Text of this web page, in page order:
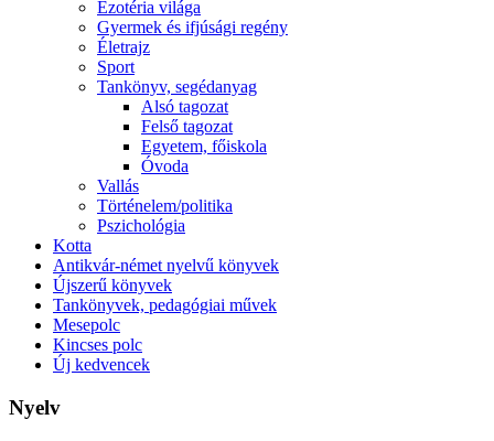
Ezotéria világa
Gyermek és ifjúsági regény
Életrajz
Sport
Tankönyv, segédanyag
Alsó tagozat
Felső tagozat
Egyetem, főiskola
Óvoda
Vallás
Történelem/politika
Pszichológia
Kotta
Antikvár-német nyelvű könyvek
Újszerű könyvek
Tankönyvek, pedagógiai művek
Mesepolc
Kincses polc
Új kedvencek
Nyelv